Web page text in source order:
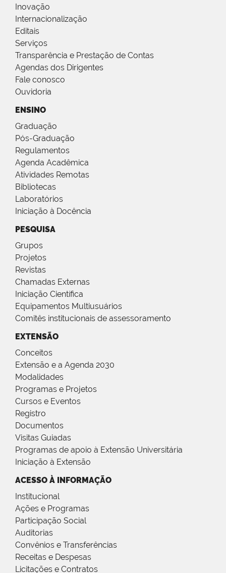
Inovação
Internacionalização
Editais
Serviços
Transparência e Prestação de Contas
Agendas dos Dirigentes
Fale conosco
Ouvidoria
ENSINO
Graduação
Pós-Graduação
Regulamentos
Agenda Acadêmica
Atividades Remotas
Bibliotecas
Laboratórios
Iniciação à Docência
PESQUISA
Grupos
Projetos
Revistas
Chamadas Externas
Iniciação Científica
Equipamentos Multiusuários
Comitês institucionais de assessoramento
EXTENSÃO
Conceitos
Extensão e a Agenda 2030
Modalidades
Programas e Projetos
Cursos e Eventos
Registro
Documentos
Visitas Guiadas
Programas de apoio à Extensão Universitária
Iniciação à Extensão
ACESSO À INFORMAÇÃO
Institucional
Ações e Programas
Participação Social
Auditorias
Convênios e Transferências
Receitas e Despesas
Licitações e Contratos